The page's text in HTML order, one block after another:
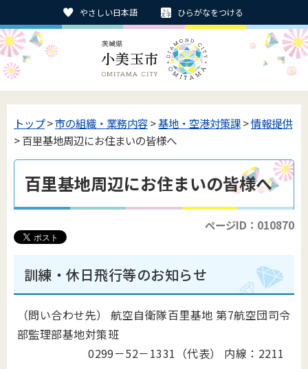
やさしい日本語 ひらがなをつける
トップ>市の組織・業務内容>基地・空港対策課>情報提供
> 百里基地周辺にお住まいの皆様へ
百里基地周辺にお住まいの皆様へ
ページID：010870
訓練・休日飛行等のお知らせ
（問い合わせ先） 航空自衛隊百里基地 第7航空団司令
部監理部基地対策班
0299－52－1331（代表） 内線：2211